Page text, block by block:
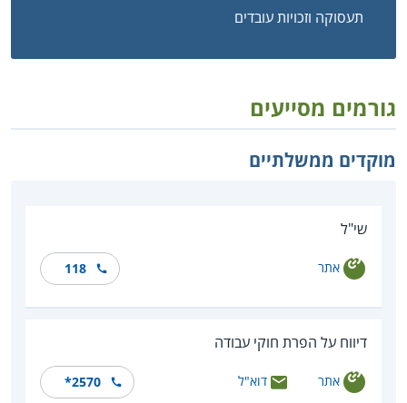
תעסוקה וזכויות עובדים
גורמים מסייעים
מוקדים ממשלתיים
שי"ל
אתר 118
דיווח על הפרת חוקי עבודה
אתר דוא"ל *2570